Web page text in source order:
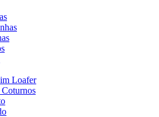
Loafer
Coturnos